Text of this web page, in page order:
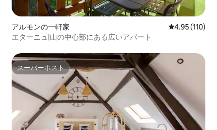
アルモンの一軒家 レビュー110
4.95 (110)
エターニュ|山の中心部にある広いアパート
スーパーホスト
スーパーホスト